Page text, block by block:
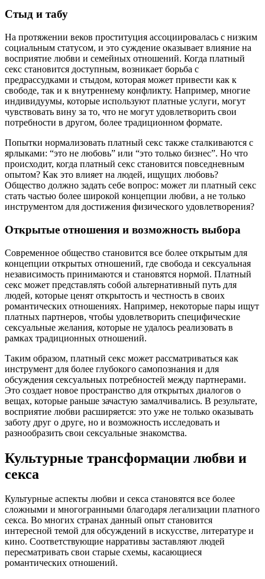
Стыд и табу
На протяжении веков проституция ассоциировалась с низким
социальным статусом, и это суждение оказывает влияние на
восприятие любви и семейных отношений. Когда платный
секс становится доступным, возникает борьба с
предрассудками и стыдом, которая может привести как к
свободе, так и к внутреннему конфликту. Например, многие
индивидуумы, которые используют платные услуги, могут
чувствовать вину за то, что не могут удовлетворить свои
потребности в другом, более традиционном формате.
Попытки нормализовать платный секс также сталкиваются с
ярлыками: “это не любовь” или “это только бизнес”. Но что
происходит, когда платный секс становится повседневным
опытом? Как это влияет на людей, ищущих любовь?
Общество должно задать себе вопрос: может ли платный секс
стать частью более широкой концепции любви, а не только
инструментом для достижения физического удовлетворения?
Открытые отношения и возможность выбора
Современное общество становится все более открытым для
концепции открытых отношений, где свобода и сексуальная
независимость принимаются и становятся нормой. Платный
секс может представлять собой альтернативный путь для
людей, которые ценят открытость и честность в своих
романтических отношениях. Например, некоторые пары ищут
платных партнеров, чтобы удовлетворить специфические
сексуальные желания, которые не удалось реализовать в
рамках традиционных отношений.
Таким образом, платный секс может рассматриваться как
инструмент для более глубокого самопознания и для
обсуждения сексуальных потребностей между партнерами.
Это создает новое пространство для открытых диалогов о
вещах, которые раньше зачастую замалчивались. В результате,
восприятие любви расширяется: это уже не только оказывать
заботу друг о друге, но и возможность исследовать и
разнообразить свои сексуальные знакомства.
Культурные трансформации любви и
секса
Культурные аспекты любви и секса становятся все более
сложными и многогранными благодаря легализации платного
секса. Во многих странах данный опыт становится
интересной темой для обсуждений в искусстве, литературе и
кино. Соответствующие нарративы заставляют людей
пересматривать свои старые схемы, касающиеся
романтических отношений.